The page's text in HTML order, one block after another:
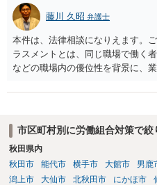
藤川 久昭 弁護士
本件は、法律相談になりえます。
ラスメントとは、同じ職場で働く
などの職場内の優位性を背景に、
本件の言動が、これらに該当する
きちんと追及されたい場合には、
した法理等にも通じた弁護士等に
い、今後の対応を検討するべきです
市区町村別に労働組合対策で絞
秋田県内
秋田市
能代市 横手市 大館市 男鹿
潟上市
大仙市 北秋田市 にかほ市